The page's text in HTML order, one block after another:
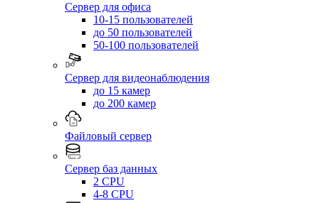
Сервер для офиса
10-15 пользователей
до 50 пользователей
50-100 пользователей
Сервер для видеонаблюдения
до 15 камер
до 200 камер
Файловый сервер
Сервер баз данных
2 CPU
4-8 CPU